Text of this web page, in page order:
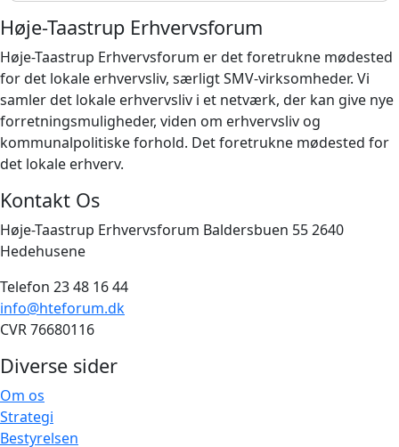
Høje-Taastrup Erhvervsforum
Høje-Taastrup Erhvervsforum er det foretrukne mødested
for det lokale erhvervsliv, særligt SMV-virksomheder. Vi
samler det lokale erhvervsliv i et netværk, der kan give nye
forretningsmuligheder, viden om erhvervsliv og
kommunalpolitiske forhold. Det foretrukne mødested for
det lokale erhverv.
Kontakt Os
Høje-Taastrup Erhvervsforum Baldersbuen 55 2640
Hedehusene
Telefon 23 48 16 44
info@hteforum.dk
CVR 76680116
Diverse sider
Om os
Strategi
Bestyrelsen